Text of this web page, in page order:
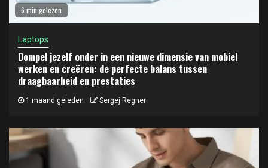
6 min gelezen
Laptops
Dompel jezelf onder in een nieuwe dimensie van mobiel
werken en creëren: de perfecte balans tussen
draagbaarheid en prestaties
1 maand geleden Sergej Regner